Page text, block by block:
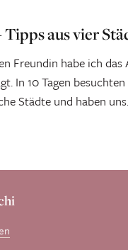
aus vier
Freundin habe ich das
In 10 Tagen
Städte und haben